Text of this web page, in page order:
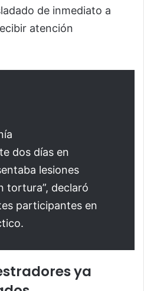
de inmediato a
atención
dos días en
lesiones
tortura”, declaró
participantes en
ya